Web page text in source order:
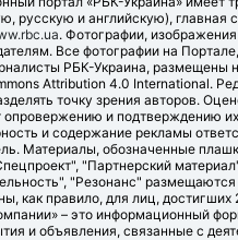
русскую и английскую), главная
. Фотографии,
Все фотографии на
РБК-Украина, размещены
Attribution 4.0 International.
точку зрения авторов.
опровержению и подтверждению
и содержание рекламы
Материалы, обозначенные
"Партнерский
"Резонанс"
как правило, для лиц, достигших
– это информационный
и объявления, связанные с